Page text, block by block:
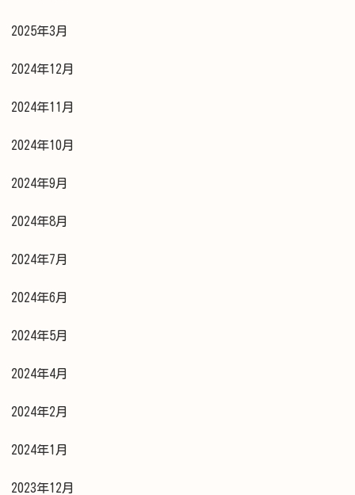
2025年3月
2024年12月
2024年11月
2024年10月
2024年9月
2024年8月
2024年7月
2024年6月
2024年5月
2024年4月
2024年2月
2024年1月
2023年12月